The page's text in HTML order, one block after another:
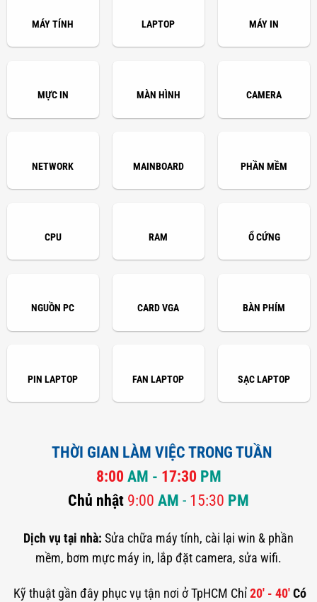
MÁY TÍNH LAPTOP MÁY IN
MỰC IN MÀN HÌNH CAMERA
NETWORK MAINBOARD PHẦN MỀM
CPU RAM Ổ CỨNG
NGUỒN PC CARD VGA BÀN PHÍM
PIN LAPTOP FAN LAPTOP SẠC LAPTOP
THỜI GIAN LÀM VIỆC TRONG TUẦN
8:00 AM - 17:30 PM
Chủ nhật 9:00 AM - 15:30 PM
Dịch vụ tại nhà: Sửa chữa máy tính, cài lại win & phần
mềm, bơm mực máy in, lắp đặt camera, sửa wifi.
Kỹ thuật gần đây phục vụ tận nơi ở TpHCM Chỉ 20' - 40' Có